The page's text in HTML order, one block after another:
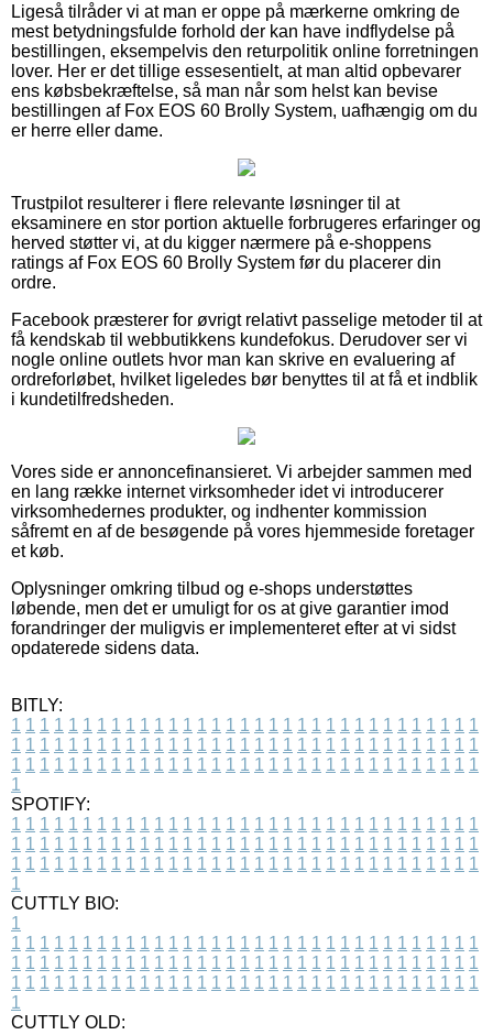
Ligeså tilråder vi at man er oppe på mærkerne omkring de
mest betydningsfulde forhold der kan have indflydelse på
bestillingen, eksempelvis den returpolitik online forretningen
lover. Her er det tillige essesentielt, at man altid opbevarer
ens købsbekræftelse, så man når som helst kan bevise
bestillingen af Fox EOS 60 Brolly System, uafhængig om du
er herre eller dame.
Trustpilot resulterer i flere relevante løsninger til at
eksaminere en stor portion aktuelle forbrugeres erfaringer og
herved støtter vi, at du kigger nærmere på e-shoppens
ratings af Fox EOS 60 Brolly System før du placerer din
ordre.
Facebook præsterer for øvrigt relativt passelige metoder til at
få kendskab til webbutikkens kundefokus. Derudover ser vi
nogle online outlets hvor man kan skrive en evaluering af
ordreforløbet, hvilket ligeledes bør benyttes til at få et indblik
i kundetilfredsheden.
Vores side er annoncefinansieret. Vi arbejder sammen med
en lang række internet virksomheder idet vi introducerer
virksomhedernes produkter, og indhenter kommission
såfremt en af de besøgende på vores hjemmeside foretager
et køb.
Oplysninger omkring tilbud og e-shops understøttes
løbende, men det er umuligt for os at give garantier imod
forandringer der muligvis er implementeret efter at vi sidst
opdaterede sidens data.
BITLY:
1 1 1 1 1 1 1 1 1 1 1 1 1 1 1 1 1 1 1 1 1 1 1 1 1 1 1 1 1 1 1 1 1
1 1 1 1 1 1 1 1 1 1 1 1 1 1 1 1 1 1 1 1 1 1 1 1 1 1 1 1 1 1 1 1 1
1 1 1 1 1 1 1 1 1 1 1 1 1 1 1 1 1 1 1 1 1 1 1 1 1 1 1 1 1 1 1 1 1
1
SPOTIFY:
1 1 1 1 1 1 1 1 1 1 1 1 1 1 1 1 1 1 1 1 1 1 1 1 1 1 1 1 1 1 1 1 1
1 1 1 1 1 1 1 1 1 1 1 1 1 1 1 1 1 1 1 1 1 1 1 1 1 1 1 1 1 1 1 1 1
1 1 1 1 1 1 1 1 1 1 1 1 1 1 1 1 1 1 1 1 1 1 1 1 1 1 1 1 1 1 1 1 1
1
CUTTLY BIO:
1
1 1 1 1 1 1 1 1 1 1 1 1 1 1 1 1 1 1 1 1 1 1 1 1 1 1 1 1 1 1 1 1 1
1 1 1 1 1 1 1 1 1 1 1 1 1 1 1 1 1 1 1 1 1 1 1 1 1 1 1 1 1 1 1 1 1
1 1 1 1 1 1 1 1 1 1 1 1 1 1 1 1 1 1 1 1 1 1 1 1 1 1 1 1 1 1 1 1 1
1
CUTTLY OLD: